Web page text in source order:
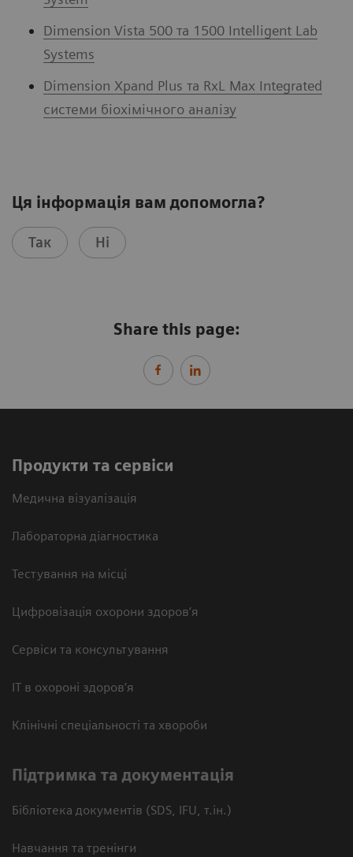
Dimension Vista 500 та 1500 Intelligent Lab
Systems
Dimension Xpand Plus та RxL Max Integrated
системи біохімічного аналізу
Ця інформація вам допомогла?
Так Ні
Share this page:
Продукти та сервіси
Медична візуалізація
Лабораторна діагностика
Тестування на місці
Цифровізація охорони здоров’я
Сервіси та консультування
ІТ в охороні здоров’я
Клінічні спеціальності та хвороби
Підтримка та документація
Бібліотека документів (SDS, IFU, т.ін.)
Навчання та тренінги